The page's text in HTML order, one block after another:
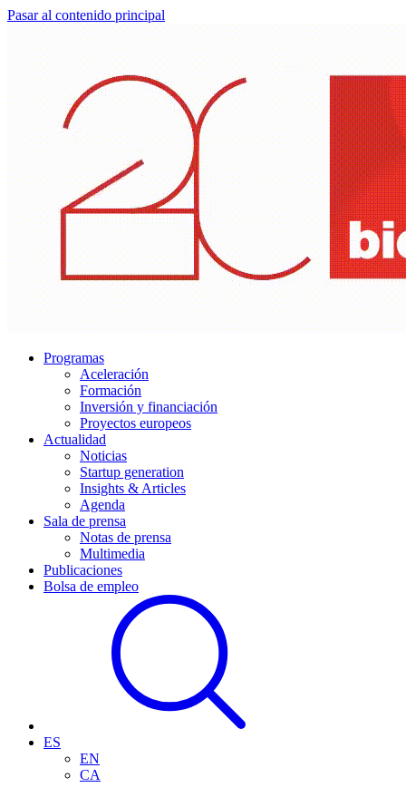
Pasar al contenido principal
Programas
Aceleración
Formación
Inversión y financiación
Proyectos europeos
Actualidad
Noticias
Startup generation
Insights & Articles
Agenda
Sala de prensa
Notas de prensa
Multimedia
Publicaciones
Bolsa de empleo
ES
EN
CA